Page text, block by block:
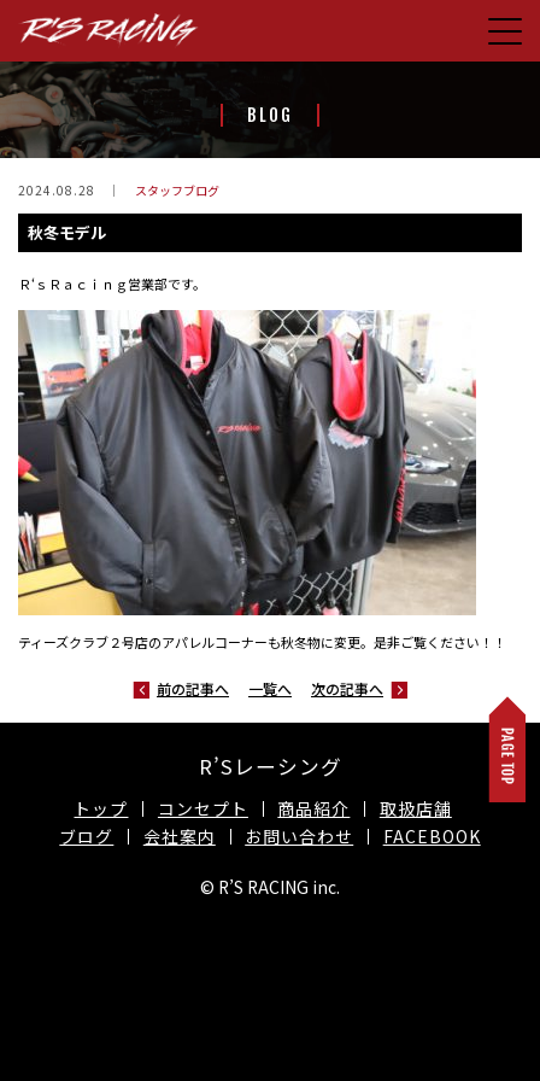
HOME
CONCEPT
ABOUT US
CONTACT
FACEBOOK
BLOG
2024.08.28 スタッフブログ
秋冬モデル
Ｒ‘ｓＲａｃｉｎｇ営業部です。
ティーズクラブ２号店のアパレルコーナーも秋冬物に変更。是非ご覧ください！！
前の記事へ 一覧へ 次の記事へ
R’Sレーシング
トップ コンセプト 商品紹介
取扱店舗
ブログ
会社案内 お問い合わせ FACEBOOK
© R’S RACING inc.